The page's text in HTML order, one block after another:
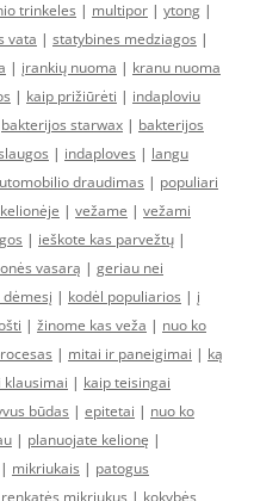
trinkeles | multipor | ytong |
vata | statybines medziagos |
| įrankių nuoma | kranu nuoma
| kaip prižiūrėti | indaploviu
bakterijos starwax | bakterijos
| indaploves | langu
draudimas | populiari
| vežame | vežami
| ieškote kas parvežtų |
vasarą | geriau nei
| kodėl populiarios | į
| žinome kas veža | nuo ko
| mitai ir paneigimai | ką
klausimai | kaip teisingai
būdas | epitetai | nuo ko
| planuojate kelionę |
| mikriukais | patogus
renkatės mikriukus | kokybės